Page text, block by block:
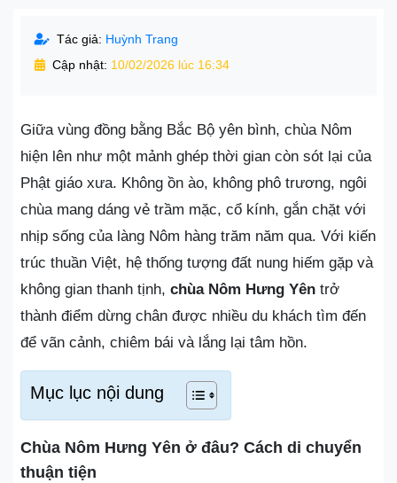
Tác giả: Huỳnh Trang
Cập nhật: 10/02/2026 lúc 16:34
Giữa vùng đồng bằng Bắc Bộ yên bình, chùa Nôm
hiện lên như một mảnh ghép thời gian còn sót lại của
Phật giáo xưa. Không ồn ào, không phô trương, ngôi
chùa mang dáng vẻ trầm mặc, cổ kính, gắn chặt với
nhịp sống của làng Nôm hàng trăm năm qua. Với kiến
trúc thuần Việt, hệ thống tượng đất nung hiếm gặp và
không gian thanh tịnh, chùa Nôm Hưng Yên trở
thành điểm dừng chân được nhiều du khách tìm đến
để vãn cảnh, chiêm bái và lắng lại tâm hồn.
Mục lục nội dung
Chùa Nôm Hưng Yên ở đâu? Cách di chuyển
thuận tiện